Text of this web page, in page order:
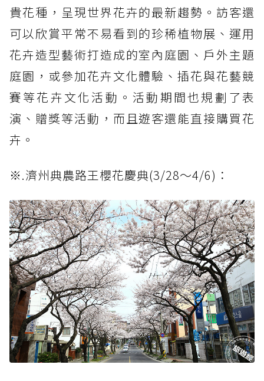
貴花種，呈現世界花卉的最新趨勢。訪客還
可以欣賞平常不易看到的珍稀植物展、運用
花卉造型藝術打造成的室內庭園、戶外主題
庭園，或參加花卉文化體驗、插花與花藝競
賽等花卉文化活動。活動期間也規劃了表
演、贈獎等活動，而且遊客還能直接購買花
卉。
※.濟州典農路王櫻花慶典(3/28～4/6)：